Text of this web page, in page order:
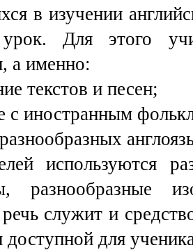
в изучении
урок. Для этого
а именно:
текстов и песен;
с иностранным
используются
разнообразные
речь служит и
доступной для